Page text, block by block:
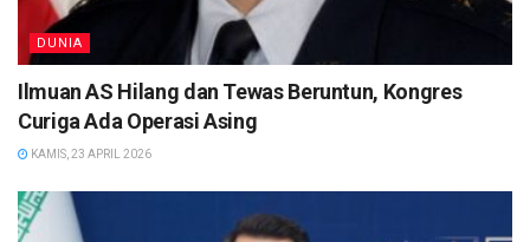
DUNIA
Ilmuan AS Hilang dan Tewas Beruntun, Kongres
Curiga Ada Operasi Asing
KAMIS, 23 APRIL 2026